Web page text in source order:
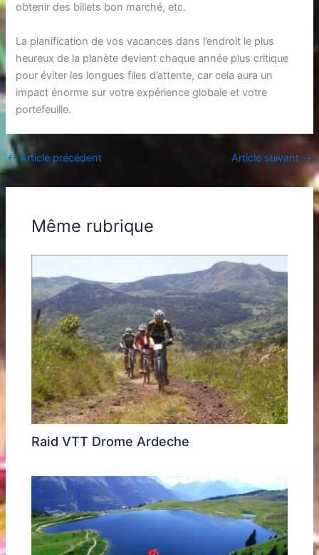
obtenir des billets bon marché, etc.
La planification de vos vacances dans l’endroit le plus
heureux de la planète devient chaque année plus critique
pour éviter les longues files d’attente, car cela aura un
impact énorme sur votre expérience globale et votre
portefeuille.
←Article précédent Article suivant →
Même rubrique
Raid VTT Drome Ardeche